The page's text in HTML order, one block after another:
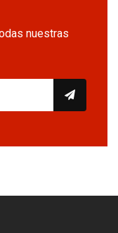
nuestras